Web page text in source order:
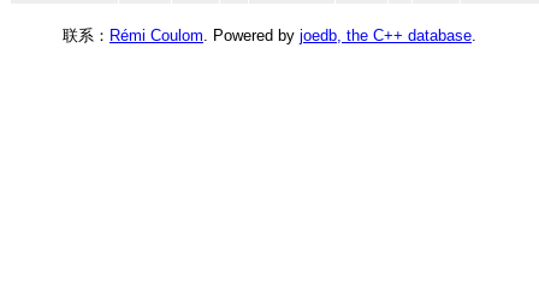
联系： Rémi Coulom . Powered by joedb, the C++ database